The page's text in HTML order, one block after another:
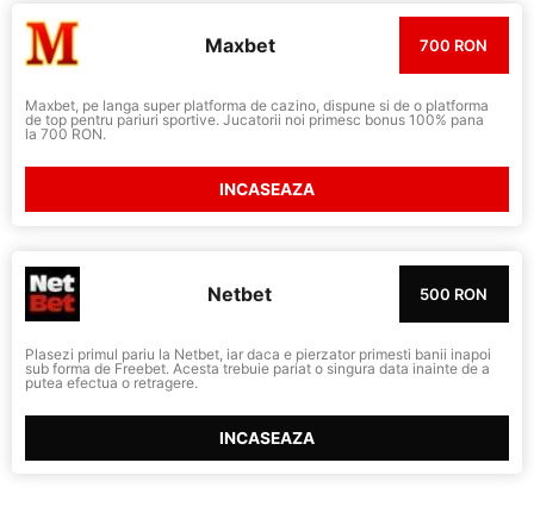
Maxbet 700 RON
Maxbet, pe langa super platforma de cazino, dispune si de o platforma
de top pentru pariuri sportive. Jucatorii noi primesc bonus 100% pana
la 700 RON.
INCASEAZA
Netbet 500 RON
Plasezi primul pariu la Netbet, iar daca e pierzator primesti banii inapoi
sub forma de Freebet. Acesta trebuie pariat o singura data inainte de a
putea efectua o retragere.
INCASEAZA